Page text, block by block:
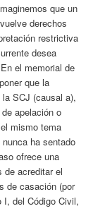
que un
derechos
restrictiva
desea
el memorial de
que la
SCJ (causal a),
apelación o
mismo tema
ha sentado
ofrece una
de acreditar el
de casación (por
I, del Código Civil,